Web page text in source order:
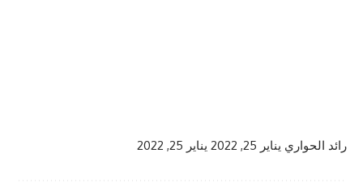
رائد الحواري يناير 25, 2022 يناير 25, 2022